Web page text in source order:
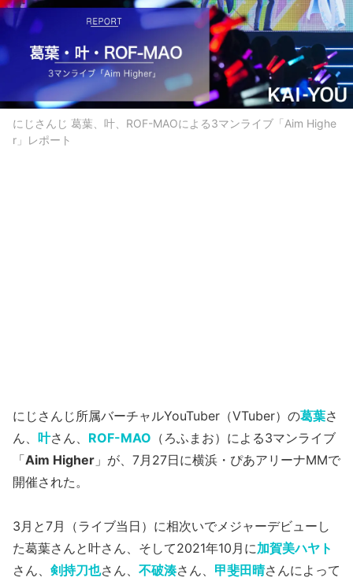
にじさんじ 葛葉、叶、ROF-MAOによる3マンライブ「Aim Highe
r」レポート
にじさんじ所属バーチャルYouTuber（VTuber）の葛葉さ
ん、 叶さん、 ROF-MAO （ろふまお）による3マンライブ
「Aim Higher 」が、7月27日に横浜・ぴあアリーナMMで
開催された。
3月と7月（ライブ当日）に相次いでメジャーデビューし
た葛葉さんと叶さん、そして2021年10月に加賀美ハヤト
さん、 剣持刀也さん、 不破湊さん、 甲斐田晴さんによって